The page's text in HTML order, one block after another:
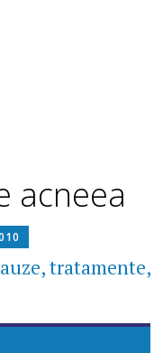
acneea
tratamente,